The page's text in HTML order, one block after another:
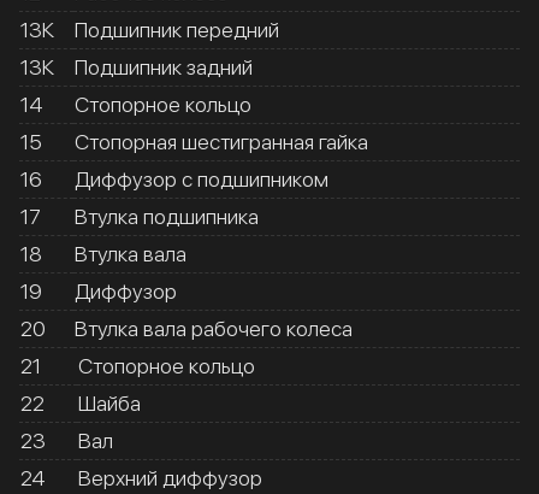
13К
Подшипник передний
13К
Подшипник задний
14
Стопорное кольцо
15
Стопорная шестигранная гайка
16
Диффузор с подшипником
17
Втулка подшипника
18
Втулка вала
19
Диффузор
20
Втулка вала рабочего колеса
21
Стопорное кольцо
22
Шайба
23
Вал
24
Верхний диффузор